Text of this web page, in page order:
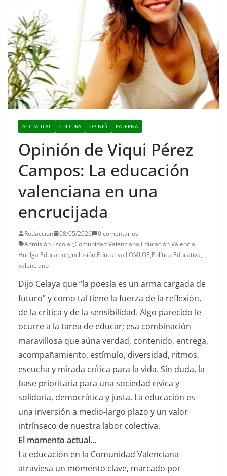
ACTUALITAT CULTURA OPINIÓ PATERNA
Opinión de Viqui Pérez
Campos: La educación
valenciana en una
encrucijada
Redaccion 08/05/2026
0 comentarios
Admisión Escolar,Comunidad Valenciana,Educación Valencia,
Huelga Educación,Inclusión Educativa,LOMLOE,Política Educativa,
valenciano
Dijo Celaya que “la poesía es un arma cargada de
futuro” y como tal tiene la fuerza de la reflexión,
de la crítica y de la sensibilidad. Algo parecido le
ocurre a la tarea de educar; esa combinación
maravillosa que aúna verdad, contenido, entrega,
acompañamiento, estímulo, diversidad, ritmos,
escucha y mirada crítica para la vida. Sin duda, la
base prioritaria para una sociedad cívica y
solidaria, democrática y justa. La educación es
una inversión a medio-largo plazo y un valor
intrínseco de nuestra labor colectiva.
El momento actual…
La educación en la Comunidad Valenciana
atraviesa un momento clave, marcado por